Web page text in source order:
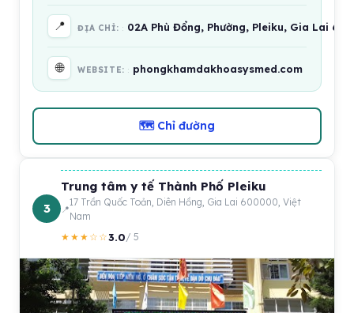
📍 ĐỊA CHỈ: 02A Phù Đổng, Phường, Pleiku, Gia Lai
🌐 WEBSITE: phongkhamdakhoasysmed.com
🗺 Chỉ đường
3
Trung tâm y tế Thành Phố Pleiku
17 Trần Quốc Toản, Diên Hồng, Gia Lai 600000, Việt
Nam
★★★☆☆3.0/ 5